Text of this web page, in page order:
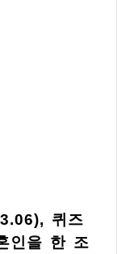
퀴즈
인을 한 조